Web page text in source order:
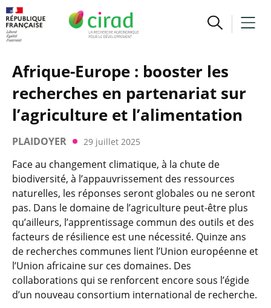
Afrique-Europe : booster les
recherches en partenariat sur
l’agriculture et l’alimentation
PLAIDOYER 29 juillet 2025
Face au changement climatique, à la chute de
biodiversité, à l’appauvrissement des ressources
naturelles, les réponses seront globales ou ne seront
pas. Dans le domaine de l’agriculture peut-être plus
qu’ailleurs, l’apprentissage commun des outils et des
facteurs de résilience est une nécessité. Quinze ans
de recherches communes lient l’Union européenne et
l’Union africaine sur ces domaines. Des
collaborations qui se renforcent encore sous l’égide
d’un nouveau consortium international de recherche.